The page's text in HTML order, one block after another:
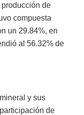
de
compuesta
un 29.84%, en
al 56.32% de
y sus
de